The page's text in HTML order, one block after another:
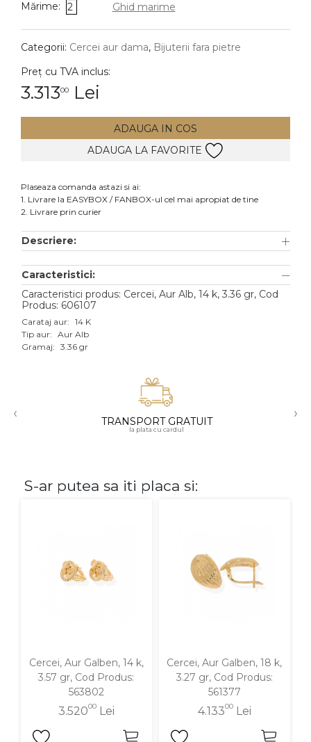
DIAMANTE Vezi toate
Cercei
Accesorii
Aur alb
Aur roz
Aur mixt
18K
Mărime: 2 Ghid marime
Categorii: Cercei aur dama, Bijuterii fara pietre
Preț cu TVA inclus:
3.31300 Lei
ADAUGA IN COS
ADAUGA LA FAVORITE
Plaseaza comanda astazi si ai:
1. Livrare la EASYBOX / FANBOX-ul cel mai apropiat de tine
2. Livrare prin curier
Descriere:
Caracteristici:
Caracteristici produs: Cercei, Aur Alb, 14 k, 3.36 gr, Cod
Produs: 606107
Carataj aur: 14 K
Tip aur: Aur Alb
Gramaj: 3.36 gr
‹ TRANSPORT GRATUIT
la plata cu cardul
›
S-ar putea sa iti placa si:
Cercei, Aur Galben, 14 k,
3.57 gr, Cod Produs:
563802
3.52000Lei
Cercei, Aur Galben, 18 k,
3.27 gr, Cod Produs:
561377
4.13300Lei